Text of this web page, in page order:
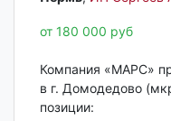
от 180 000 руб
Компания «МАРС»
в г. Домодедово
позиции: